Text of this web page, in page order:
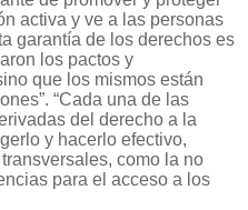
activa y ve a las personas
garantía de los derechos es
los pactos y
que los mismos están
“Cada una de las
del derecho a la
y hacerlo efectivo,
como la no
para el acceso a los